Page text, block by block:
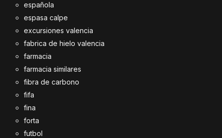
española
espasa calpe
excursiones valencia
fabrica de hielo valencia
farmacia
farmacia similares
fibra de carbono
fifa
fina
forta
futbol